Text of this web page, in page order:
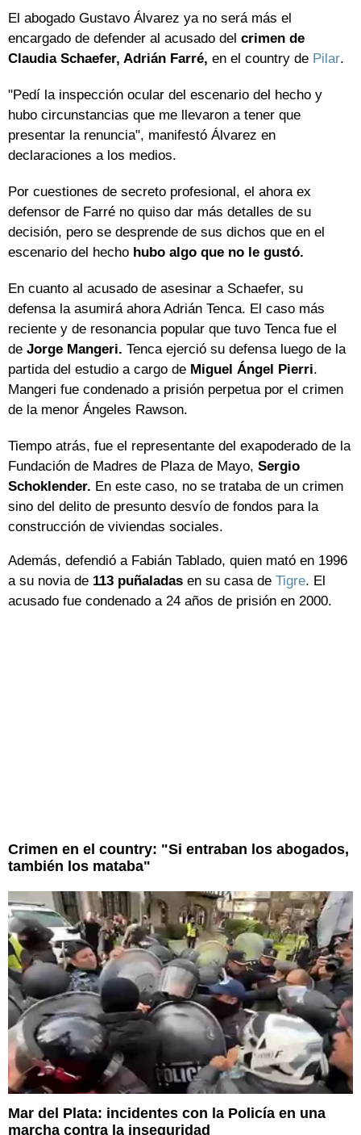
El abogado Gustavo Álvarez ya no será más el
encargado de defender al acusado del crimen de
Claudia Schaefer, Adrián Farré, en el country de Pilar.
"Pedí la inspección ocular del escenario del hecho y
hubo circunstancias que me llevaron a tener que
presentar la renuncia", manifestó Álvarez en
declaraciones a los medios.
Por cuestiones de secreto profesional, el ahora ex
defensor de Farré no quiso dar más detalles de su
decisión, pero se desprende de sus dichos que en el
escenario del hecho hubo algo que no le gustó.
En cuanto al acusado de asesinar a Schaefer, su
defensa la asumirá ahora Adrián Tenca. El caso más
reciente y de resonancia popular que tuvo Tenca fue el
de Jorge Mangeri. Tenca ejerció su defensa luego de la
partida del estudio a cargo de Miguel Ángel Pierri.
Mangeri fue condenado a prisión perpetua por el crimen
de la menor Ángeles Rawson.
Tiempo atrás, fue el representante del exapoderado de la
Fundación de Madres de Plaza de Mayo, Sergio
Schoklender. En este caso, no se trataba de un crimen
sino del delito de presunto desvío de fondos para la
construcción de viviendas sociales.
Además, defendió a Fabián Tablado, quien mató en 1996
a su novia de 113 puñaladas en su casa de Tigre. El
acusado fue condenado a 24 años de prisión en 2000.
Crimen en el country: "Si entraban los abogados,
también los mataba"
Mar del Plata: incidentes con la Policía en una
marcha contra la inseguridad